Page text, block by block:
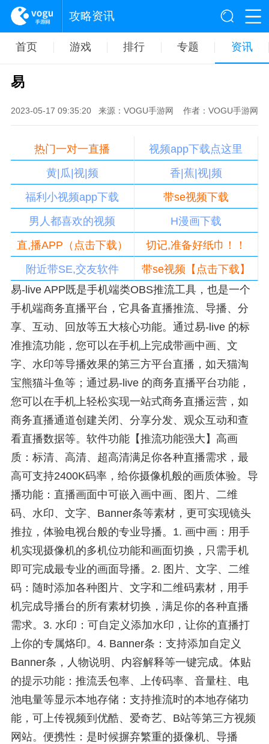
攻略资讯
首页 游戏 排行 专题 资讯
易
2023-05-17 09:35:20 来源：VOGU手游网 作者：VOGU手游网
热门一对一直播
视频app下载点这里
黄|瓜|视|频
香|蕉|视|频
福利小视频app下载
带se视频下载
男人都喜欢的视频
H漫画下载
直,播APP（点击下载）
切记,准备好纸巾！！
附近带SE,交友软件
带se视频【点击下载】
易-live APP既是手机端类OBS推流工具，也是一个
手机端商务直播平台，它具备直播推流、导播、分
享、互动、回放等五大核心功能。通过易-live 的标
准推流功能，您可以在手机上完成带画中画、文
字、水印等导播效果的第三方平台直播，如天猫淘
宝熊猫斗鱼等；通过易-live 的商务直播平台功能，
您可以在手机上轻松实现一站式商务直播运营，如
商务直播通道创建关闭、分享分发、观众互动和查
看直播数据等。软件功能【推流功能强大】高画
质：标清、高清、超高清满足你各种直播需求，最
高可支持2400K码率，给你摄像机般的画质体验。导
播功能：直播画面中可嵌入画中画、图片、二维
码、水印、文字、Banner条等素材，更可实现镜头
推拉，体验电视台般的专业导播。1. 画中画：用手
机实现摄像机的多机位功能和画面切换，只需手机
即可完成最专业的画面导播。2. 图片、文字、二维
码：随时添加各种图片、文字和二维码素材，用手
机完成导播台的所有素材切换，满足你的各种直播
需求。3. 水印：可自定义添加水印，让你的直播打
上你的专属烙印。4. Banner条：支持添加自定义
Banner条，人物说明、内容解释等一键完成。体贴
的提示功能：推流丢包率、上传码率、音量柱、电
池电量等显示本地存储：支持推流时的本地存储功
能，可上传视频到优酷、爱奇艺、B站等第三方视频
网站。便携性：是时候摒弃繁重的摄像机、导播